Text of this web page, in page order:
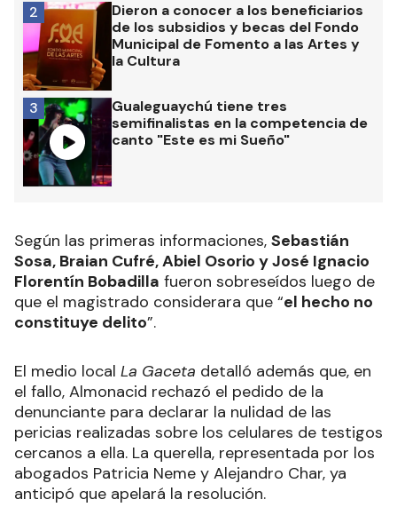
Dieron a conocer a los beneficiarios
de los subsidios y becas del Fondo
Municipal de Fomento a las Artes y
la Cultura
2
Gualeguaychú tiene tres
semifinalistas en la competencia de
canto "Este es mi Sueño"
3
Según las primeras informaciones, Sebastián
Sosa, Braian Cufré, Abiel Osorio y José Ignacio
Florentín Bobadilla fueron sobreseídos luego de
que el magistrado considerara que “el hecho no
constituye delito”.
El medio local La Gaceta detalló además que, en
el fallo, Almonacid rechazó el pedido de la
denunciante para declarar la nulidad de las
pericias realizadas sobre los celulares de testigos
cercanos a ella. La querella, representada por los
abogados Patricia Neme y Alejandro Char, ya
anticipó que apelará la resolución.